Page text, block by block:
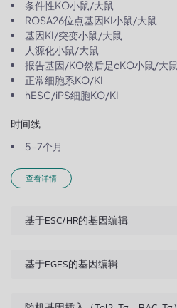
条件性KO小鼠/大鼠
ROSA26位点基因KI小鼠/大鼠
基因KI/突变小鼠/大鼠
人源化小鼠/大鼠
报告基因/KO然后是cKO小鼠/大鼠
正常细胞系KO/KI
hESC/iPS细胞KO/KI
时间线
5-7个月
查看详情
基于ESC/HR的基因编辑
基于EGES的基因编辑